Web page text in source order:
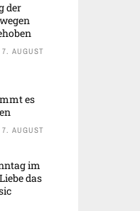
der
7. AUGUST
es
7. AUGUST
im
das